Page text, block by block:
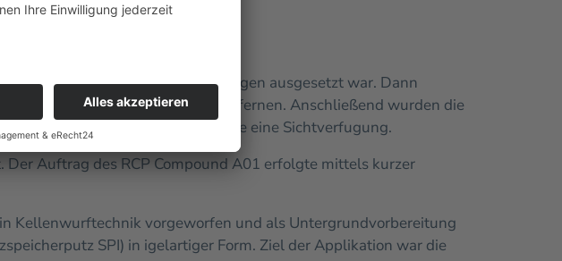
keinerlei Beeinträchtigungen ausgesetzt war. Dann
Material vollständig zu entfernen. Anschließend wurden die
eine Tiefenverfugung sowie eine Sichtverfugung.
Auftrag des RCP Compound A01 erfolgte mittels kurzer
Kellenwurftechnik vorgeworfen und als Untergrundvorbereitung
SPI) in igelartiger Form. Ziel der Applikation war die